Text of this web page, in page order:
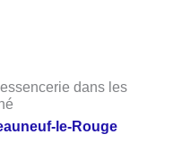
dans les
le-Rouge